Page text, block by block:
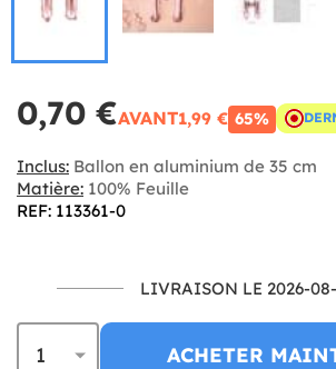
0,70 €AVANT1,99 € 65%
Inclus: Ballon en aluminium de 35 cm
Matière: 100% Feuille
REF: 113361-0
LIVRAISON LE 2026-
ACHETER